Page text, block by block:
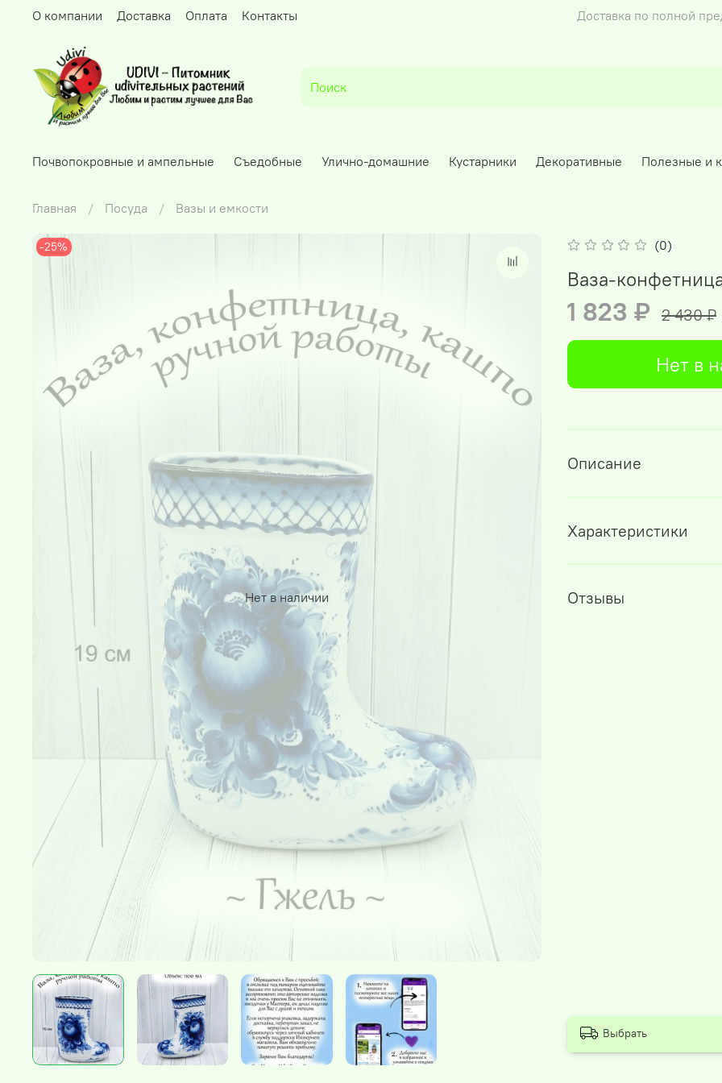
О компании Доставка Оплата Контакты Доставка по полной
Почвопокровные и ампельные Съедобные Улично-домашние Кустарники Декоративные Полезные и
Главная Посуда Вазы и емкости
Нет в наличии
-25% (0)
Ваза-
1 823 ₽ 2 430 ₽
Нет в
Описание
Характеристики
Отзывы
Выбрать